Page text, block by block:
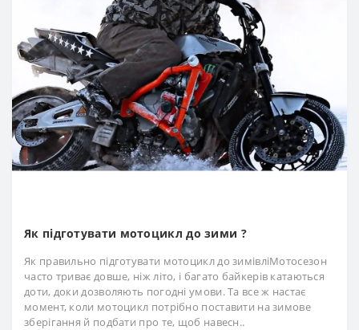
Як підготувати мотоцикл до зими ?
Як правильно підготувати мотоцикл до зимівліМотосезон
часто триває довше, ніж літо, і багато байкерів катаються
доти, доки дозволяють погодні умови. Та все ж настає
момент, коли мотоцикл потрібно поставити на зимове
зберігання й подбати про те, щоб навесн..